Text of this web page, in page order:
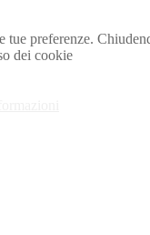
preferenze.
dei cookie